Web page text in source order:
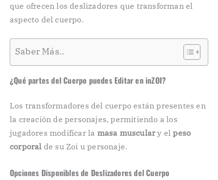
que ofrecen los deslizadores que transforman el
aspecto del cuerpo.
Saber Más..
¿Qué partes del Cuerpo puedes Editar en inZOI?
Los transformadores del cuerpo están presentes en
la creación de personajes, permitiendo a los
jugadores modificar la masa musculary elpeso
corporal de su Zoi u personaje.
Opciones Disponibles de Deslizadores del Cuerpo